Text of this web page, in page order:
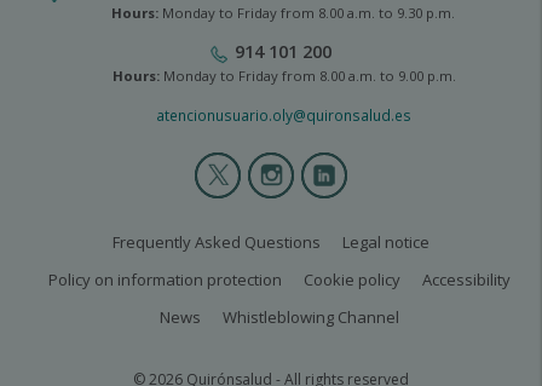
Hours:Monday to Friday from 8.00 a.m. to 9.30 p.m.
914 101 200
Hours: Monday to Friday from 8.00 a.m. to 9.00 p.m.
atencionusuario.oly@quironsalud.es
© 2026 Quirónsalud - All rights reserved
Frequently Asked Questions
Legal notice
Policy on information protection
Cookie policy
Accessibility
News
Whistleblowing Channel